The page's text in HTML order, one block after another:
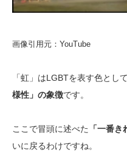
画像引用元：YouTube
「虹」はLGBTを表す色とし
様性」の象徴です。
ここで冒頭に述べた 「一番
いに戻るわけですね。